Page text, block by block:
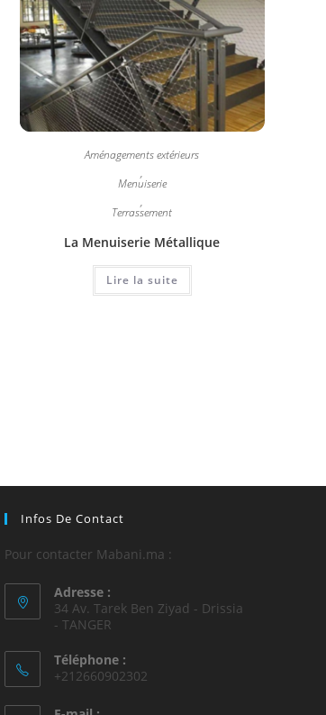
Aménagements extérieurs
,
Menuiserie
,
Terrassement
La Menuiserie Métallique
Lire la suite
Infos De Contact
Pour contacter Mabani.ma :
Adresse :
34 Av. Tarek Ben Ziyad - Drissia
- TANGER
Téléphone :
+212660902302